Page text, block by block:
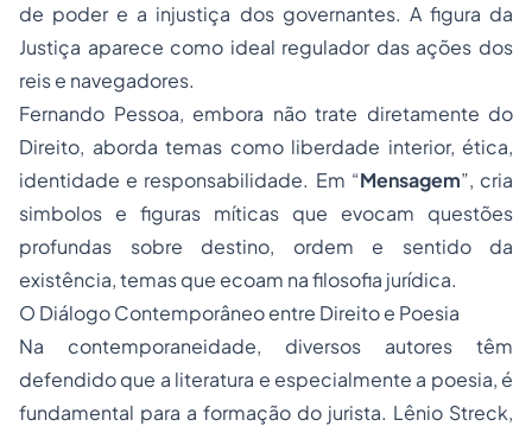
de poder e a injustiça dos governantes. A figura da
Justiça aparece como ideal regulador das ações dos
reis e navegadores.
Fernando Pessoa, embora não trate diretamente do
Direito, aborda temas como liberdade interior, ética,
identidade e responsabilidade. Em “Mensagem”, cria
simbolos e figuras míticas que evocam questões
profundas sobre destino, ordem e sentido da
existência, temas que ecoam na filosofia jurídica.
O Diálogo Contemporâneo entre Direito e Poesia
Na contemporaneidade, diversos autores têm
defendido que a literatura e especialmente a poesia, é
fundamental para a formação do jurista. Lênio Streck,